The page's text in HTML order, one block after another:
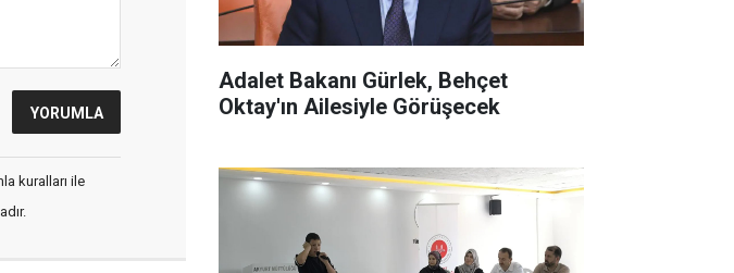
kuralları ile
Adalet Bakanı Gürlek, Behçet
Oktay'ın Ailesiyle Görüşecek